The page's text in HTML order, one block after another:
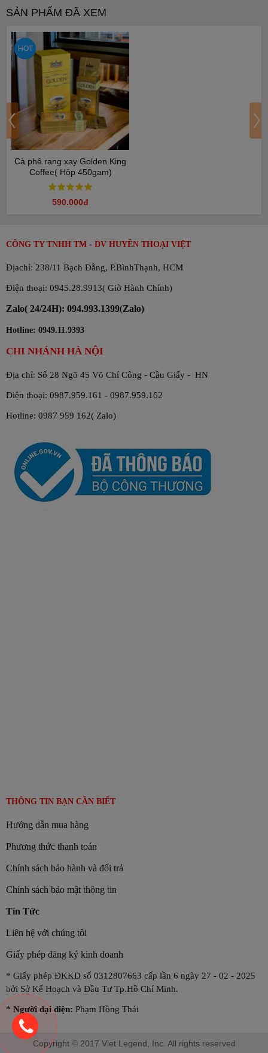
Hộp Cà phê King Coffee
SẢN PHẨM ĐÃ XEM
HOT
Cà phê rang xay Golden King
Coffee( Hộp 450gam)
590.000đ
CÔNG TY TNHH TM - DV HUYỀN THOẠI VIỆT
Địachỉ: 238/11 Bạch Đằng, P.BìnhThạnh, HCM
Điện thoại: 0945.28.9913( Giờ Hành Chính)
Zalo( 24/24H): 094.993.1399(Zalo)
Hotline: 0949.11.9393
CHI NHÁNH HÀ NỘI
Địa chỉ: Số 28 Ngõ 45 Võ Chí Công - Cầu Giấy - HN
Điện thoại: 0987.959.161 - 0987.959.162
Hotline: 0987 959 162( Zalo)
THÔNG TIN BẠN CẦN BIẾT
Hướng dẫn mua hàng
Phương thức thanh toán
Chính sách bảo hành và đổi trả
Chính sách bảo mật thông tin
Tin Tức
Liên hệ với chúng tôi
Giấy phép đăng ký kinh doanh
* Giấy phép ĐKKD số 0312807663 cấp lần 6 ngày 27 - 02 - 2025
bởi Sở Kế Hoạch và Đầu Tư Tp.Hồ Chí Minh.
* Người đại diện: Phạm Hồng Thái
Copyright © 2017 Viet Legend, Inc. All rights reserved